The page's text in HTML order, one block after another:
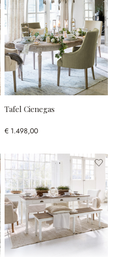
Tafel Cienegas
€ 1.498,00